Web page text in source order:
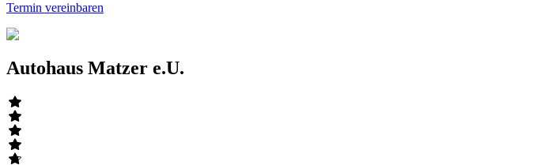
Termin vereinbaren
Autohaus Matzer e.U.